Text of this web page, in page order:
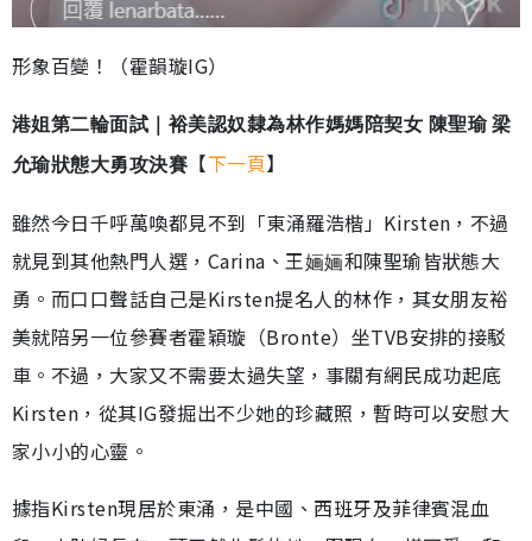
形象百變！（霍韻璇IG）
港姐第二輪面試｜裕美認奴隸為林作媽媽陪契女 陳聖瑜 梁
允瑜狀態大勇攻決賽 【下一頁】
雖然今日千呼萬喚都見不到「東涌羅浩楷」Kirsten，不過
就見到其他熱門人選，Carina、王婳婳和陳聖瑜皆狀態大
勇。而口口聲話自己是Kirsten提名人的林作，其女朋友裕
美就陪另一位參賽者霍穎璇（Bronte）坐TVB安排的接駁
車。不過，大家又不需要太過失望，事關有網民成功起底
Kirsten，從其IG發掘出不少她的珍藏照，暫時可以安慰大
家小小的心靈。
據指Kirsten現居於東涌，是中國、西班牙及菲律賓混血